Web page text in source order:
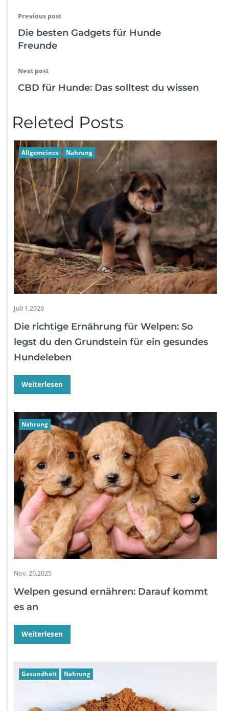
Previous post
Die besten Gadgets für Hunde
Freunde
Next post
CBD für Hunde: Das solltest du wissen
Releted Posts
Allgemeines Nahrung
Juli 1,2026
Die richtige Ernährung für Welpen: So
legst du den Grundstein für ein gesundes
Hundeleben
Weiterlesen
Nahrung
Nov. 20,2025
Welpen gesund ernähren: Darauf kommt
es an
Weiterlesen
Gesundheit Nahrung